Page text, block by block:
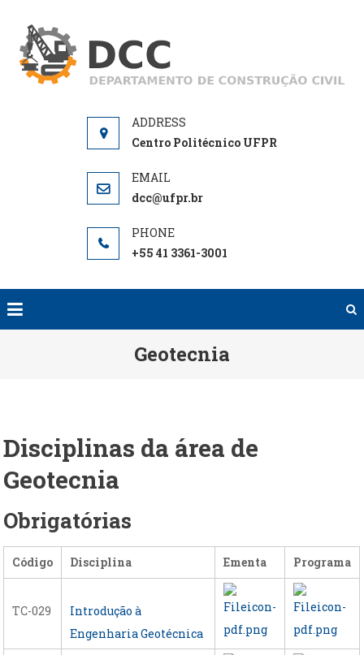
content
Centro Politécnico UFPR
dcc@ufpr.br
+55 41 3361-3001
Geotecnia
Disciplinas da área de
Geotecnia
Obrigatórias
Código Disciplina Ementa Programa
TC-029
Introdução à
Engenharia Geotécnica